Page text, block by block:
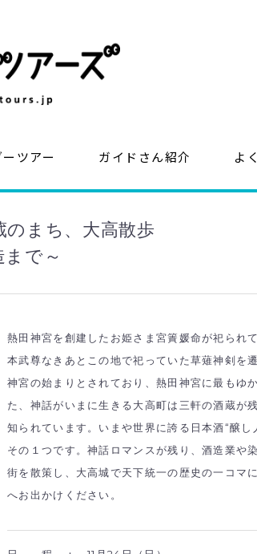
ツアー ガイドさん紹介 よ
まち、大高散歩
で～
熱田神宮を創建したお姫さま宮簀媛命が祀られ
本武尊なきあとこの地で祀っていた草薙神剣を
神宮の始まりとされており、熱田神宮に最もゆ
た、神話がいまに生きる大高町は三軒の酒蔵が
知られています。いまや世界に誇る日本酒“醸し
その１つです。神話ロマンスが残り、酒造業や
街を散策し、大高城で天下統一の歴史の一コマ
へお出かけください。